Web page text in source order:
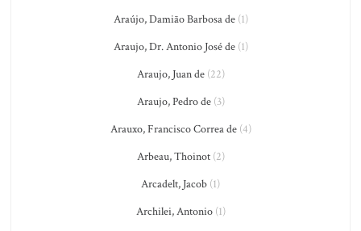
Araújo, Damião Barbosa de(1)
Araujo, Dr. Antonio José de(1)
Araujo, Juan de(22)
Araujo, Pedro de(3)
Arauxo, Francisco Correa de(4)
Arbeau, Thoinot(2)
Arcadelt, Jacob (1)
Archilei, Antonio(1)